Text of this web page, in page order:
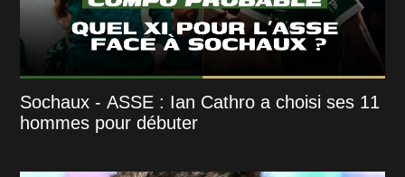
Sochaux - ASSE : Ian Cathro a choisi ses 11
hommes pour débuter